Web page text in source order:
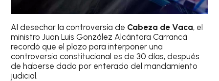
Al desechar la controversia de Cabeza de Vaca, el
ministro Juan Luis González Alcántara Carrancá
recordó que el plazo para interponer una
controversia constitucional es de 30 días, después
de haberse dado por enterado del mandamiento
judicial.